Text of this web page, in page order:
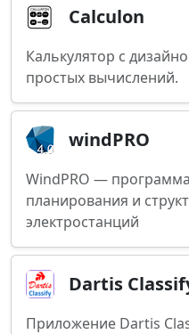
Calculon
Калькулятор с
простых вычислений.
windPRO
WindPRO —
планирования и
электростанций
Dartis
Приложение Dartis